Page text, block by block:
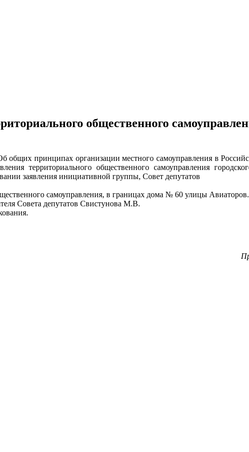
общественного
принципах организации местного самоуправления в
территориального общественного самоуправления
заявления инициативной группы, Совет депутатов
самоуправления, в границах дома № 60 улицы Авиаторов.
Совета депутатов Свистунова М.В.